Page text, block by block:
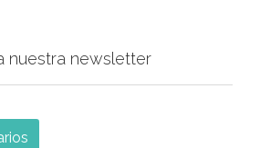
nuestra newsletter